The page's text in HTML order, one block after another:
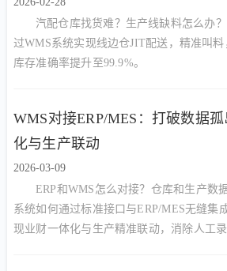
汽配仓库找货难？生产线缺料怎么办
过WMS系统实现线边仓JIT配送，精准叫料
库存准确率提升至99.9%。
WMS对接ERP/MES：打破数据
化与生产联动
2026-03-09
ERP和WMS怎么对接？仓库和生产数
系统如何通过标准接口与ERP/MES无缝集
现业财一体化与生产精准联动，消除人工录